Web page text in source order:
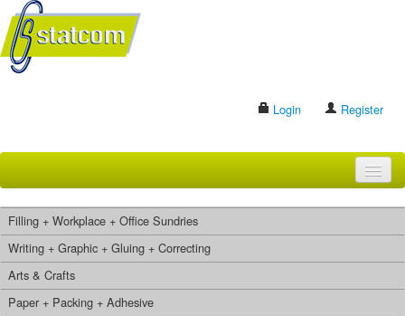
Login Register
BRANDS
CONTACT US
Filling + Workplace + Office Sundries
Writing + Graphic + Gluing + Correcting
Arts & Crafts
Paper + Packing + Adhesive